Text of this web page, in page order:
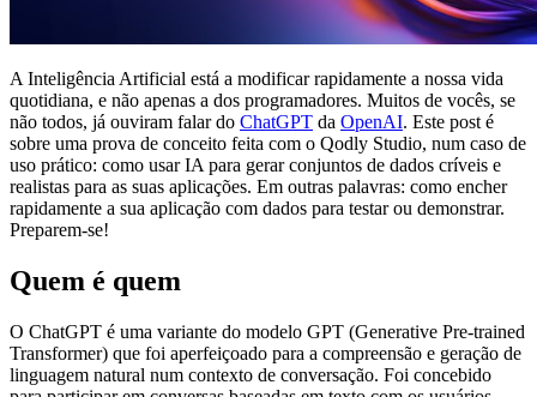
A Inteligência Artificial está a modificar rapidamente a nossa vida
quotidiana, e não apenas a dos programadores. Muitos de vocês, se
não todos, já ouviram falar do ChatGPT da OpenAI. Este post é
sobre uma prova de conceito feita com o Qodly Studio, num caso de
uso prático: como usar IA para gerar conjuntos de dados críveis e
realistas para as suas aplicações. Em outras palavras: como encher
rapidamente a sua aplicação com dados para testar ou demonstrar.
Preparem-se!
Quem é quem
O ChatGPT é uma variante do modelo GPT (Generative Pre-trained
Transformer) que foi aperfeiçoado para a compreensão e geração de
linguagem natural num contexto de conversação. Foi concebido